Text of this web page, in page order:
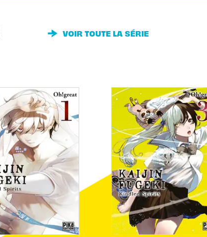
VOIR TOUTE LA SÉRIE